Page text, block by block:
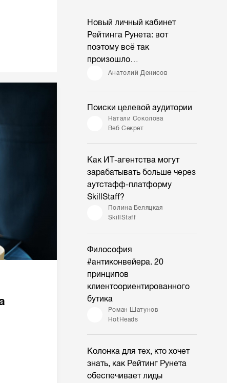
Новый личный кабинет
Рейтинга Рунета: вот
поэтому всё так
произошло…
Анатолий Денисов
Поиски целевой аудитории
Натали Соколова
Веб Секрет
Как ИТ-агентства могут
зарабатывать больше через
аутстафф-платформу
SkillStaff?
Полина Беляцкая
SkillStaff
Философия
#антиконвейера. 20
принципов
клиентоориентированного
бутика
Роман Шатунов
HotHeads
Колонка для тех, кто хочет
знать, как Рейтинг Рунета
обеспечивает лиды